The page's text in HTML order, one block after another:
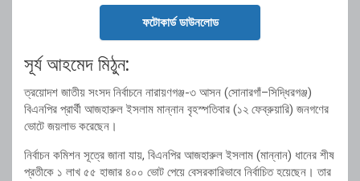
ফটোকার্ড ডাউনলোড
সূর্য আহমেদ মিঠুন:
ত্রয়োদশ জাতীয় সংসদ নির্বাচনে নারায়ণগঞ্জ-৩ আসন (সোনারগাঁ–সিদ্ধিরগঞ্জ)
বিএনপির প্রার্থী আজহারুল ইসলাম মান্নান বৃহস্পতিবার (১২ ফেব্রুয়ারি) জনগণের
ভোটে জয়লাভ করেছেন।
নির্বাচন কমিশন সূত্রে জানা যায়, বিএনপির আজহারুল ইসলাম (মান্নান) ধানের শীষ
প্রতীকে ১ লাখ ৫৫ হাজার ৪০০ ভোট পেয়ে বেসরকারিভাবে নির্বাচিত হয়েছেন। তার